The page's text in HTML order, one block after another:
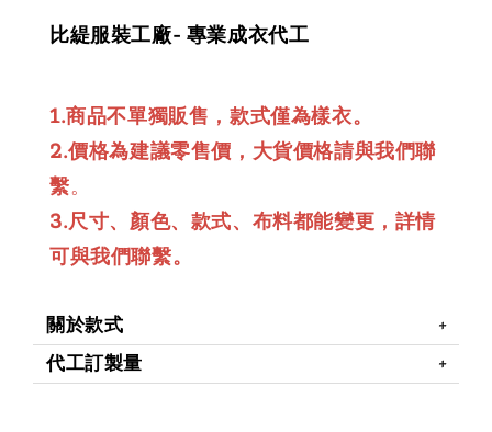
比緹服裝工廠- 專業成衣代工
1.商品不單獨販售，款式僅為樣衣。
2.價格為建議零售價，大貨價格請與我們聯
繫。
3.尺寸、顏色、款式、布料都能變更，詳情
可與我們聯繫。
關於款式
代工訂製量